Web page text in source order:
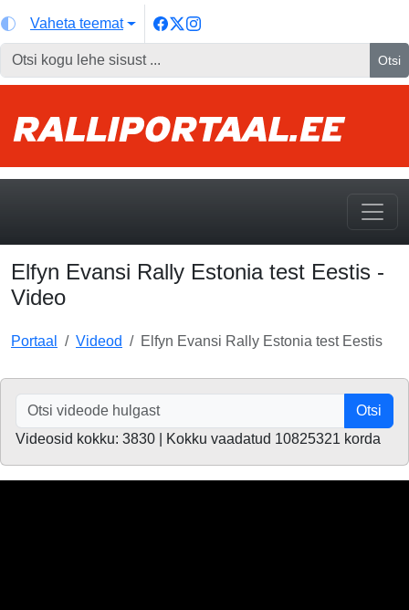
Vaheta teemat
Otsi
Elfyn Evansi Rally Estonia test Eestis -
Video
Portaal Videod Elfyn Evansi Rally Estonia test Eestis
Otsi
Videosid kokku: 3830 | Kokku vaadatud 10825321 korda